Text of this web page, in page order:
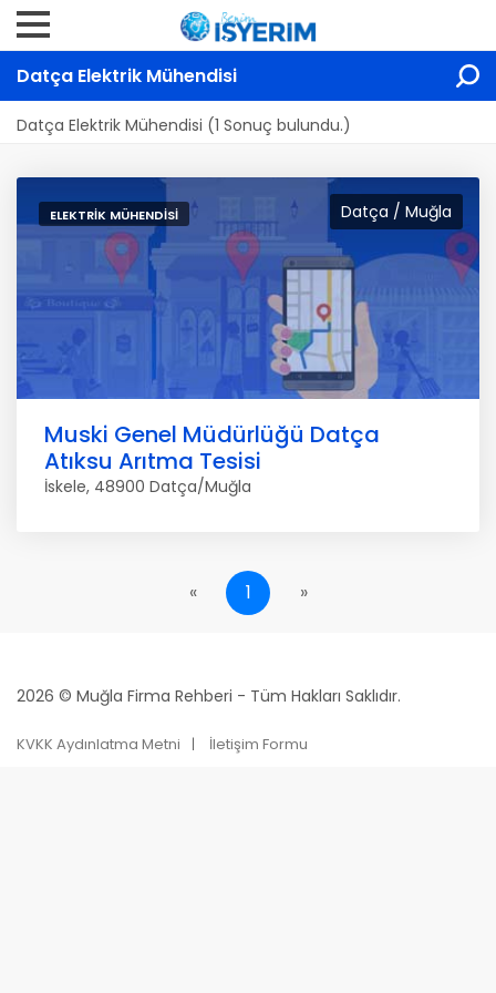
Datça Elektrik Mühendisi
Datça Elektrik Mühendisi (1 Sonuç bulundu.)
Datça / Muğla
ELEKTRIK MÜHENDISI
Muski Genel Müdürlüğü Datça
Atıksu Arıtma Tesisi
İskele, 48900 Datça/Muğla
« 1 »
2026 © Muğla Firma Rehberi - Tüm Hakları Saklıdır.
KVKK Aydınlatma Metni İletişim Formu